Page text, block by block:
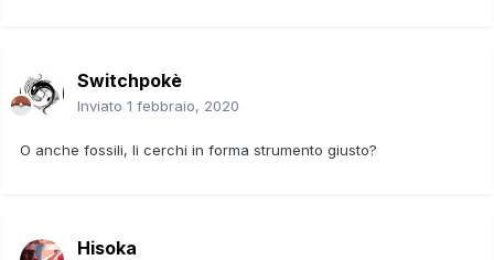
Switchpokè
Inviato 1 febbraio, 2020
O anche fossili, li cerchi in forma strumento giusto?
Hisoka